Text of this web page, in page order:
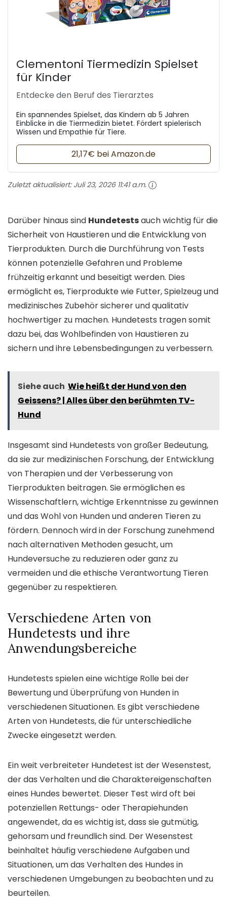
Clementoni Tiermedizin Spielset
für Kinder
Entdecke den Beruf des Tierarztes
Ein spannendes Spielset, das Kindern ab 5 Jahren
Einblicke in die Tiermedizin bietet. Fördert spielerisch
Wissen und Empathie für Tiere.
21,17€ bei Amazon.de
Zuletzt aktualisiert: Juli 23, 2026 11:41 a.m.
Darüber hinaus sind Hundetestsauch wichtig für die
Sicherheit von Haustieren und die Entwicklung von
Tierprodukten. Durch die Durchführung von Tests
können potenzielle Gefahren und Probleme
frühzeitig erkannt und beseitigt werden. Dies
ermöglicht es, Tierprodukte wie Futter, Spielzeug und
medizinisches Zubehör sicherer und qualitativ
hochwertiger zu machen. Hundetests tragen somit
dazu bei, das Wohlbefinden von Haustieren zu
sichern und ihre Lebensbedingungen zu verbessern.
Siehe auch Wie heißt der Hund von den
Geissens? | Alles über den berühmten TV-
Hund
Insgesamt sind Hundetests von großer Bedeutung,
da sie zur medizinischen Forschung, der Entwicklung
von Therapien und der Verbesserung von
Tierprodukten beitragen. Sie ermöglichen es
Wissenschaftlern, wichtige Erkenntnisse zu gewinnen
und das Wohl von Hunden und anderen Tieren zu
fördern. Dennoch wird in der Forschung zunehmend
nach alternativen Methoden gesucht, um
Hundeversuche zu reduzieren oder ganz zu
vermeiden und die ethische Verantwortung Tieren
gegenüber zu respektieren.
Verschiedene Arten von
Hundetests und ihre
Anwendungsbereiche
Hundetests spielen eine wichtige Rolle bei der
Bewertung und Überprüfung von Hunden in
verschiedenen Situationen. Es gibt verschiedene
Arten von Hundetests, die für unterschiedliche
Zwecke eingesetzt werden.
Ein weit verbreiteter Hundetest ist der Wesenstest,
der das Verhalten und die Charaktereigenschaften
eines Hundes bewertet. Dieser Test wird oft bei
potenziellen Rettungs- oder Therapiehunden
angewendet, da es wichtig ist, dass sie gutmütig,
gehorsam und freundlich sind. Der Wesenstest
beinhaltet häufig verschiedene Aufgaben und
Situationen, um das Verhalten des Hundes in
verschiedenen Umgebungen zu beobachten und zu
beurteilen.